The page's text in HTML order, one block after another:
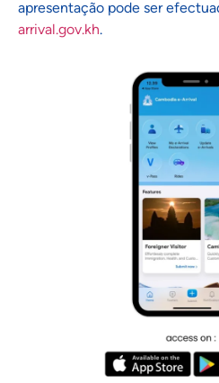
apresentação pode ser
arrival.gov.kh.